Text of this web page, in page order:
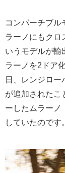
コンバーチブル
ラーノにもク
いうモデルが輸
ラーノを2ドア
日、レンジロ
が追加されたこ
ーしたムラーノ
していたのです。